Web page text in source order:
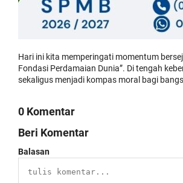
Hari ini kita memperingati momentum
Fondasi Perdamaian Dunia”. Di tengah
sekaligus menjadi kompas moral bagi
0 Komentar
Beri Komentar
Balasan